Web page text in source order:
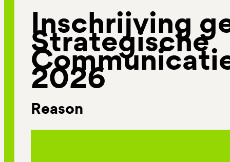
Inschrijving
Strategische
2026
Reason